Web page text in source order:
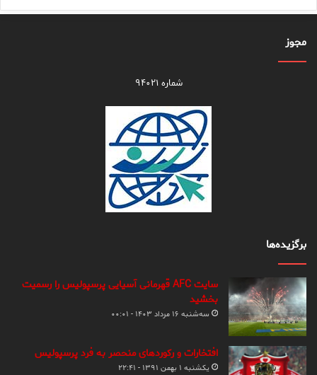
مجوز
شماره ۹۴۰۲۱
برگزیده‌ها
سایت AFC قهرمانی آسیایی پرسپولیس را رسمیت
بخشید
سه‌شنبه ۱۶ مرداد ۱۴۰۳ - ۰۰:۰۱
افتخارات و رکوردهای منحصر به فرد پرسپولیس
یکشنبه ۱ بهمن ۱۳۹۱ - ۲۲:۴۱